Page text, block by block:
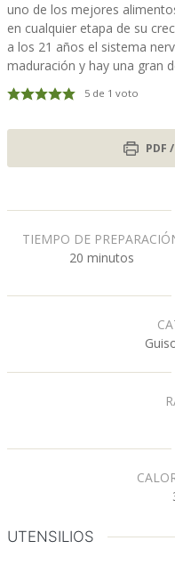
uno de los mejores
en cualquier etapa de su
a los 21 años el sistema
maduración y hay una gran
5de 1 voto
PDF
TIEMPO DE
20m
n
s
minutos
UTENSILIOS